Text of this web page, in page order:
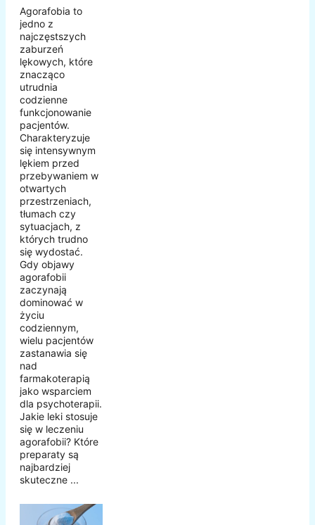
Agorafobia to
jedno z
najczęstszych
zaburzeń
lękowych, które
znacząco
utrudnia
codzienne
funkcjonowanie
pacjentów.
Charakteryzuje
się intensywnym
lękiem przed
przebywaniem w
otwartych
przestrzeniach,
tłumach czy
sytuacjach, z
których trudno
się wydostać.
Gdy objawy
agorafobii
zaczynają
dominować w
życiu
codziennym,
wielu pacjentów
zastanawia się
nad
farmakoterapią
jako wsparciem
dla psychoterapii.
Jakie leki stosuje
się w leczeniu
agorafobii? Które
preparaty są
najbardziej
skuteczne ...